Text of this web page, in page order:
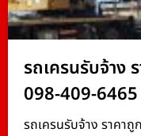
รถเครนรับจ้าง
098-409-6465
รถเครนรับจ้าง ราคา